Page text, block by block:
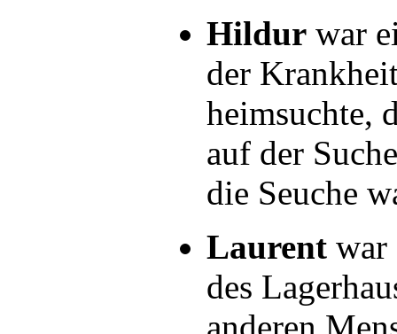
Hildur war
der
heimsuchte,
auf der
die Seuche
Laurent war
des